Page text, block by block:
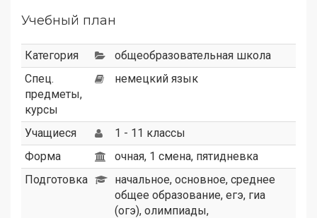
Учебный план
Категория
общеобразовательная школа
Спец.
предметы,
курсы
немецкий язык
Учащиеся
1 - 11 классы
Форма
очная, 1 смена, пятидневка
Подготовка
начальное, основное, среднее
общее образование, егэ, гиа
(огэ), олимпиады,